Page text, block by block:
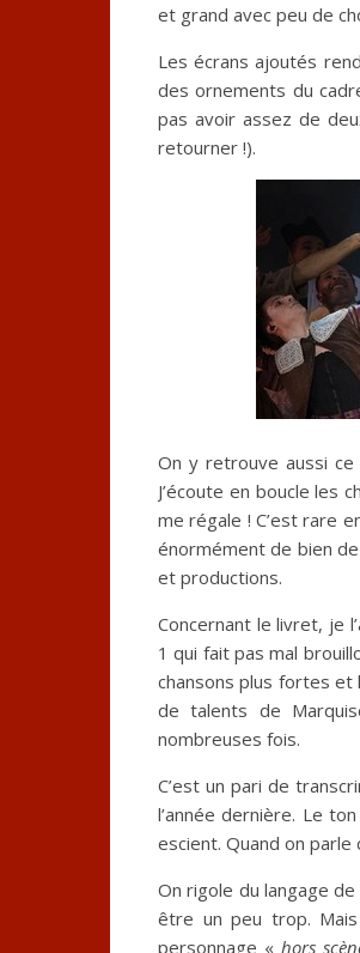
et grand avec peu de
Les écrans ajoutés
des ornements du
pas avoir assez de
retourner !).
On y retrouve aussi ce
J’écoute en boucle les
me régale ! C’est rare
énormément de bien
et productions.
Concernant le livret, je
1 qui fait pas mal
chansons plus fortes et
de talents de
nombreuses fois.
C’est un pari de
l’année dernière. Le
escient. Quand on
On rigole du langage de
être un peu trop.
personnage «hors